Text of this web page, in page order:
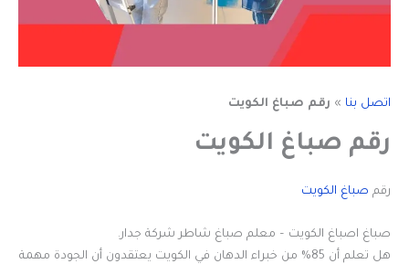
اتصل بنا » رقم صباغ الكويت
رقم صباغ الكويت
رقم صباغ الكويت
صباغ اصباغ الكويت – معلم صباغ شاطر شركة جدار.
هل تعلم أن 85% من خبراء الدهان في الكويت يعتقدون أن الجودة مهمة